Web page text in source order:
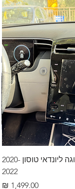
החלפת מסך טאץ' ותצוגה ליונדאי טוסון 2020-
2022
מחיר